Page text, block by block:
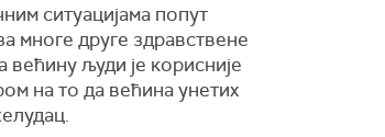
ситуацијама попут
многе друге здравствене
већину људи је корисније
на то да већина унетих